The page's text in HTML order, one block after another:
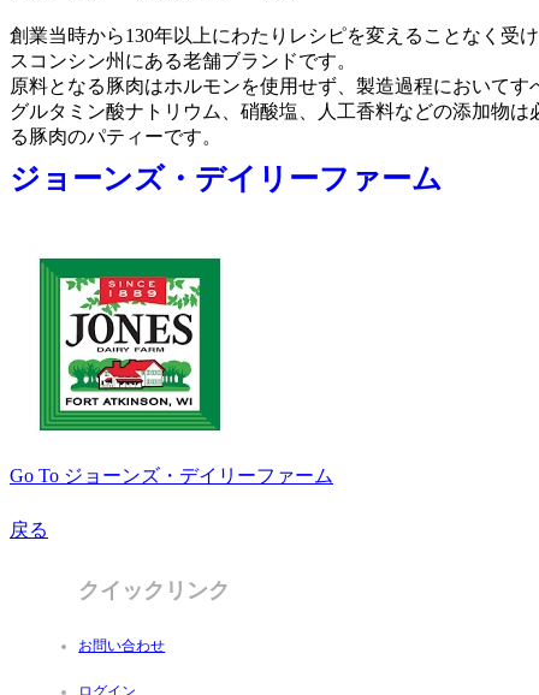
創業当時から130年以上にわたりレシピを変えることなく受
スコンシン州にある老舗ブランドです。
原料となる豚肉はホルモンを使用せず、製造過程において
グルタミン酸ナトリウム、硝酸塩、人工香料などの添加物
る豚肉のパティーです。
ジョーンズ・デイリーファーム
Go To ジョーンズ・デイリーファーム
戻る
クイックリンク
お問い合わせ
ログイン